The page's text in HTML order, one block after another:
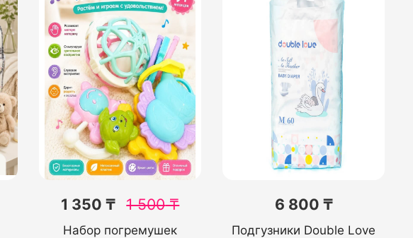
1 350 ₸ 1 500₸
Набор погремушек
6 800 ₸
Подгузники Double Love